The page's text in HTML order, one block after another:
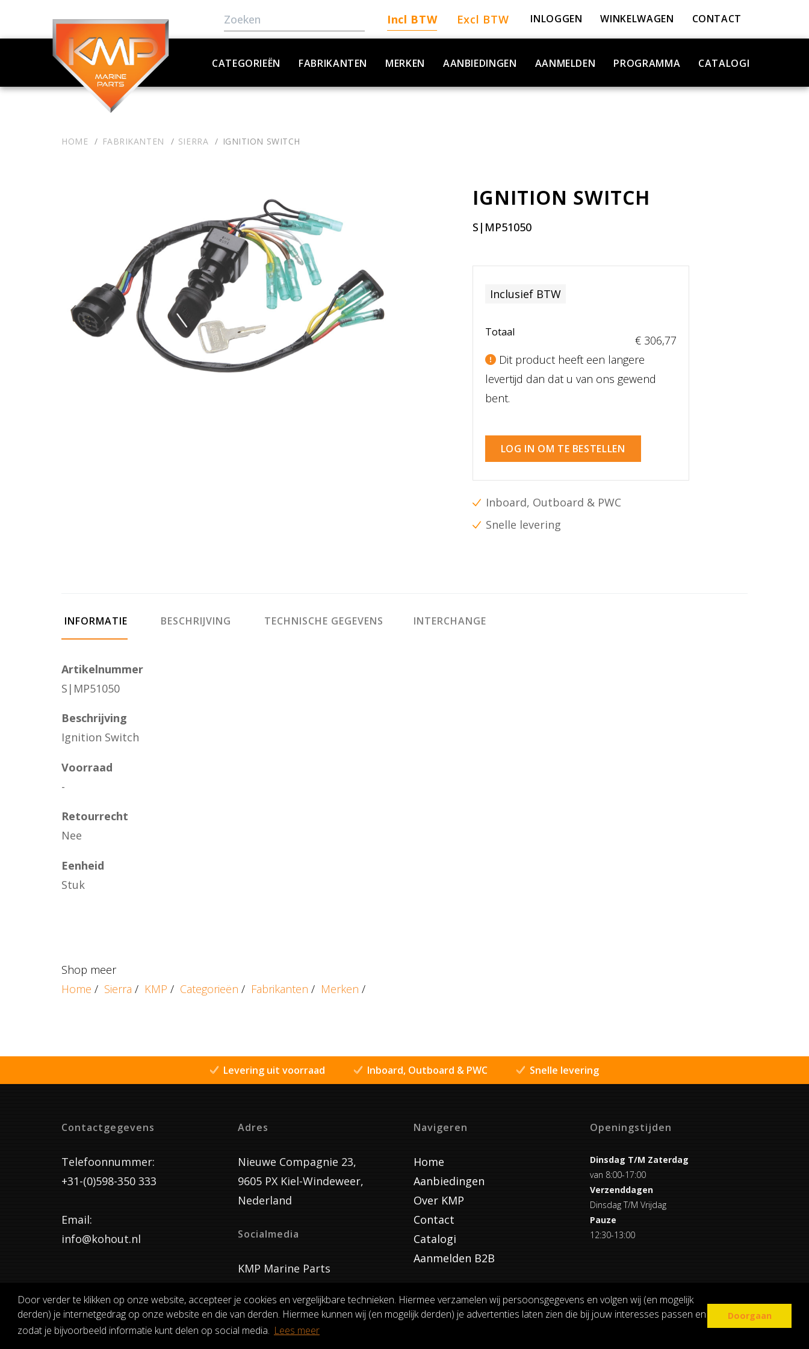
Door verder te klikken op onze website, accepteer je cookies en vergelijkbare technieken. Hiermee verzamelen wij persoonsgegevens en volgen wij (en mogelijk
derden) je internetgedrag op onze website en die van derden. Hiermee kunnen wij (en mogelijk derden) je advertenties laten zien die bij jouw interesses passen en
zodat je bijvoorbeeld informatie kunt delen op social media. Lees meer
Doorgaan
Incl BTW Excl BTW INLOGGEN WINKELWAGEN CONTACT
CATEGORIEËN FABRIKANTEN MERKEN AANBIEDINGEN AANMELDEN PROGRAMMA CATALOGI
HOME FABRIKANTEN SIERRA IGNITION SWITCH
IGNITION SWITCH
S|MP51050
Inclusief BTW
Totaal
€ 306,77
Dit product heeft een langere
levertijd dan dat u van ons gewend
bent.
LOG IN OM TE BESTELLEN
Inboard, Outboard & PWC
Snelle levering
INFORMATIE BESCHRIJVING TECHNISCHE GEGEVENS INTERCHANGE
Artikelnummer
S|MP51050
Beschrijving
Ignition Switch
Voorraad
-
Retourrecht
Nee
Eenheid
Stuk
Shop meer
Home / Sierra / KMP / Categorieën / Fabrikanten / Merken /
Levering uit voorraad Inboard, Outboard & PWC Snelle levering
Contactgegevens
Telefoonnummer:
+31-(0)598-350 333
Email:
info@kohout.nl
Adres
Nieuwe Compagnie 23,
9605 PX Kiel-Windeweer,
Nederland
Socialmedia
KMP Marine Parts
Navigeren
Home
Aanbiedingen
Over KMP
Contact
Catalogi
Aanmelden B2B
Openingstijden
Dinsdag T/M Zaterdag
van 8:00-17:00
Verzenddagen
Dinsdag T/M Vrijdag
Pauze
12:30-13:00
ALGEMENE VOORWAARDEN